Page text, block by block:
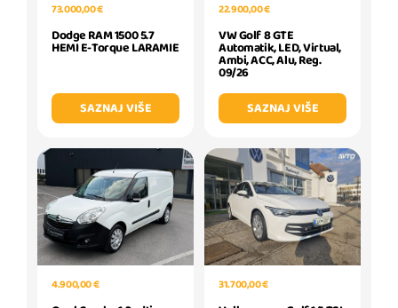
73.000,00 €
Dodge RAM 1500 5.7
HEMI E-Torque LARAMIE
SAZNAJ VIŠE
22.900,00 €
VW Golf 8 GTE
Automatik, LED, Virtual,
Ambi, ACC, Alu, Reg.
09/26
SAZNAJ VIŠE
4.900,00 € 31.700,00 €